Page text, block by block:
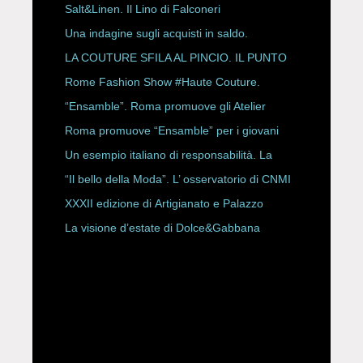
Salt&Linen. Il Lino di Falconeri
Una indagine sugli acquisti in saldo.
LA COUTURE SFILA AL PINCIO. IL PUNTO
CON ALESSANDRO ONORATO E
ROBERTA ANGELILLI
Rome Fashion Show #Haute Couture.
“Ensamble”. Roma promuove gli Atelier
Storici
Roma promuove “Ensamble” per i giovani
Un esempio italiano di responsabilità. La
Rete Slow Fiber
“Il bello della Moda”. L’ osservatorio di CNMI
XXXII edizione di Artigianato e Palazzo
La visione d’estate di Dolce&Gabbana